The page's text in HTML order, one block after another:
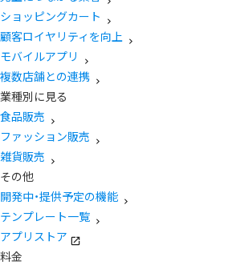
ショッピングカート
顧客ロイヤリティを向上
モバイルアプリ
複数店舗との連携
業種別に見る
食品販売
ファッション販売
雑貨販売
その他
開発中・提供予定の機能
テンプレート一覧
アプリストア
料金